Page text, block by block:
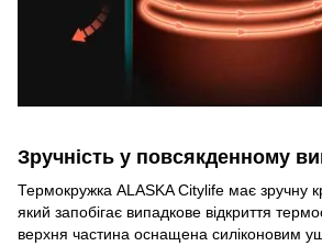
Зручність у повсякденному
Термокружка ALASKA Citylife має зручну
який запобігає випадкове відкриття
верхня частина оснащена силіконовим